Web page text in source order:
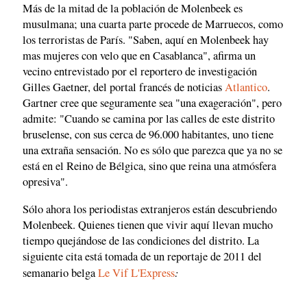
Más de la mitad de la población de Molenbeek es
musulmana; una cuarta parte procede de Marruecos, como
los terroristas de París. "Saben, aquí en Molenbeek hay
mas mujeres con velo que en Casablanca", afirma un
vecino entrevistado por el reportero de investigación
Gilles Gaetner, del portal francés de noticiasAtlantico.
Gartner cree que seguramente sea "una exageración", pero
admite: "Cuando se camina por las calles de este distrito
bruselense, con sus cerca de 96.000 habitantes, uno tiene
una extraña sensación. No es sólo que parezca que ya no se
está en el Reino de Bélgica, sino que reina una atmósfera
opresiva".
Sólo ahora los periodistas extranjeros están descubriendo
Molenbeek. Quienes tienen que vivir aquí llevan mucho
tiempo quejándose de las condiciones del distrito. La
siguiente cita está tomada de un reportaje de 2011 del
semanario belgaLe Vif L'Express: